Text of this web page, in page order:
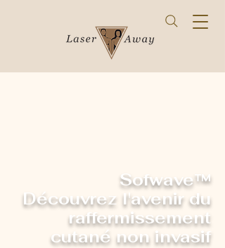
Sofwave™
Découvrez l'avenir du
raffermissement
cutané non invasif